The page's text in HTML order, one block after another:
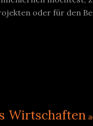
oder für den
Wirtschaften